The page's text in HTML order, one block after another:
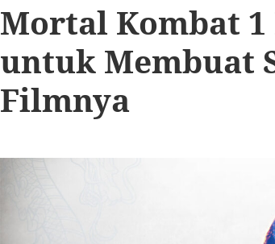
Mortal Kombat
untuk Membuat
Filmnya